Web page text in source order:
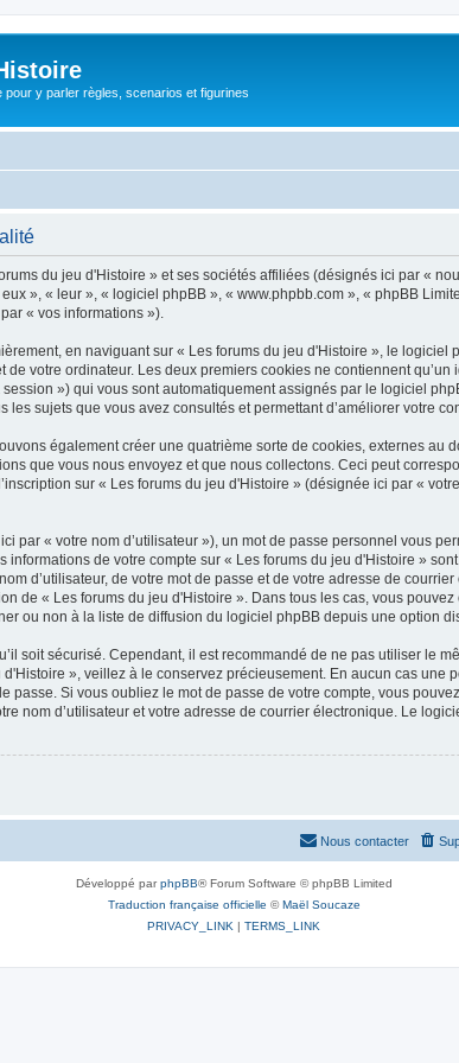
y parler règles, scenarios et figurines
du jeu d'Histoire » et ses sociétés affiliées (désignés ici par «
», « leur », « logiciel phpBB », « www.phpbb.com », « phpBB
« vos informations »).
en naviguant sur « Les forums du jeu d'Histoire », le
votre ordinateur. Les deux premiers cookies ne contiennent
») qui vous sont automatiquement assignés par le logiciel
sujets que vous avez consultés et permettant d’améliorer votre
également créer une quatrième sorte de cookies, externes
que vous nous envoyez et que nous collectons. Ceci peut
sur « Les forums du jeu d'Histoire » (désignée ici par «
par « votre nom d’utilisateur »), un mot de passe personnel vous
de votre compte sur « Les forums du jeu d'Histoire »
d’utilisateur, de votre mot de passe et de votre adresse de
de « Les forums du jeu d'Histoire ». Dans tous les cas, vous
ou non à la liste de diffusion du logiciel phpBB depuis une option
soit sécurisé. Cependant, il est recommandé de ne pas utiliser le
», veillez à le conservez précieusement. En aucun cas
Si vous oubliez le mot de passe de votre compte, vous
nom d’utilisateur et votre adresse de courrier électronique. Le
Nous contacter
Développé parphpBB® Forum Software © phpBB Limited
Traduction française officielle ©Maël Soucaze
PRIVACY_LINK | TERMS_LINK